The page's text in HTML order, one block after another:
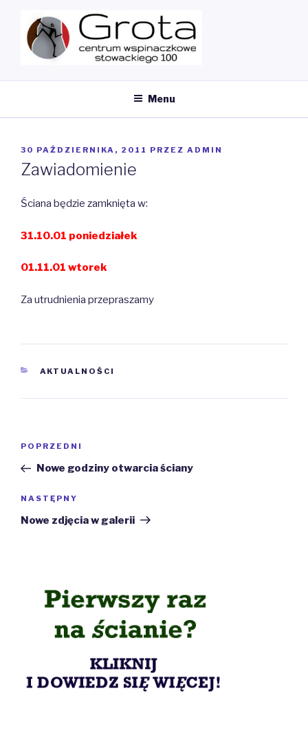
MY CMS
Menu
OPUBLIKOWANE
W
30 PAŹDZIERNIKA, 2011 PRZEZ ADMIN
Zawiadomienie
Ściana będzie zamknięta w:
31.10.01 poniedziałek
01.11.01 wtorek
Za utrudnienia przepraszamy
KATEGORIE
AKTUALNOŚCI
Poprzedni
wpis
POPRZEDNI
Nowe godziny otwarcia ściany
Następny
wpis
NASTĘPNY
Nowe zdjęcia w galerii